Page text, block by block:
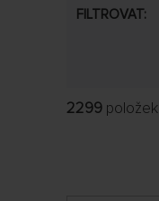
FILTROVAT:
2299 položek